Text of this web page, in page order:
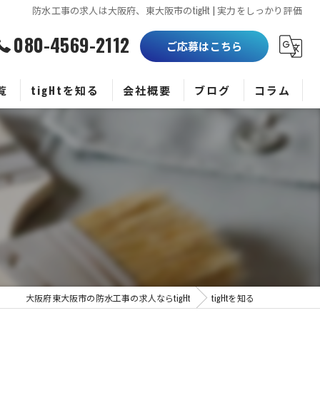
防水工事の求人は大阪府、東大阪市のtigHt | 実力をしっかり評価
080-4569-2112 ご応募はこちら
tigHtを知る
正社員
未経験
職人
会社概要 ブログ コラム
大阪府東大阪市の防水工事の求人ならtigHt tigHtを知る